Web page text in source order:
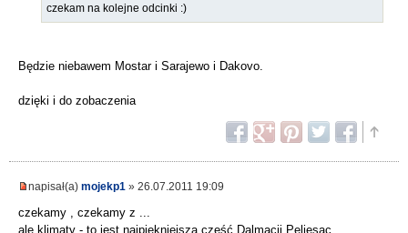
czekam na kolejne odcinki :)
Będzie niebawem Mostar i Sarajewo i Dakovo.
dzięki i do zobaczenia
napisał(a) mojekp1 » 26.07.2011 19:09
czekamy , czekamy z ...
ale klimaty - to jest najpiękniejsza część Dalmacji Peljesac